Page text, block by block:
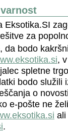
Eksotika.SI
za
da bodo
,
spletne
bodo služili
o
e-pošte ne
ali
.